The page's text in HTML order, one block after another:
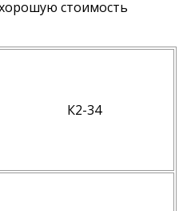
стоимость
К2-34